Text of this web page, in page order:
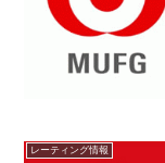
レーティング情報